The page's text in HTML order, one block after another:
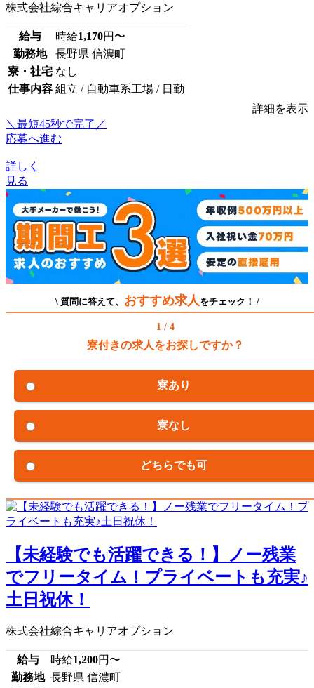
株式会社綜合キャリアオプション
給与 時給1,170円〜
勤務地
長野県 信濃町
寮・社宅 なし
仕事内容 組立 / 自動車系工場 / 日勤
詳細を表示
＼最短45秒で完了／
応募へ進む
詳しく
見る
\ 質問に答えて、 おすすめ求人 をチェック！ /
1 / 4
寮付きの求人をお探しですか？
寮あり
寮なし
どちらでも可
【未経験でも活躍できる！】ノー残業
でフリータイム！プライベートも充実♪
土日祝休！
株式会社綜合キャリアオプション
給与 時給1,200円〜
勤務地 長野県 信濃町